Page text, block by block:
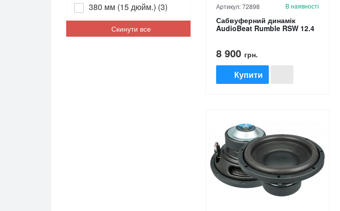
380 мм (15 дюйм.) (3)
Скинути все
Артикул: 72898 В наявності
Сабвуферний динамік
AudioBeat Rumble RSW 12.4
8 900 грн.
Купити